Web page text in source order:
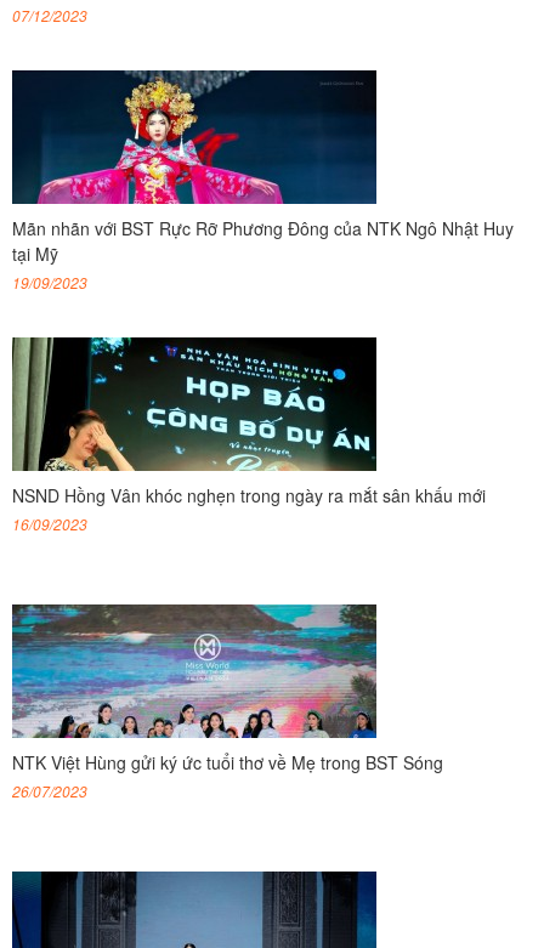
07/12/2023
Mãn nhãn với BST Rực Rỡ Phương Đông của NTK Ngô Nhật Huy
tại Mỹ
19/09/2023
NSND Hồng Vân khóc nghẹn trong ngày ra mắt sân khấu mới
16/09/2023
NTK Việt Hùng gửi ký ức tuổi thơ về Mẹ trong BST Sóng
26/07/2023